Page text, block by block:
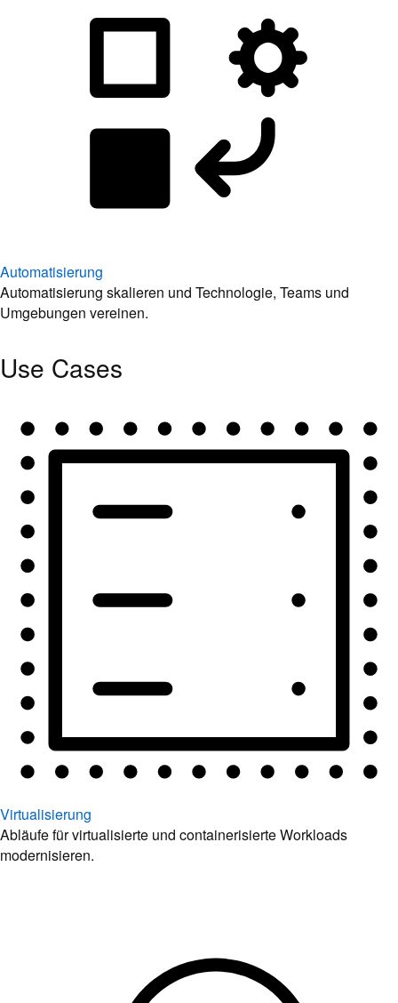
Automatisierung
Automatisierung skalieren und Technologie, Teams und
Umgebungen vereinen.
Use Cases
Virtualisierung
Abläufe für virtualisierte und containerisierte Workloads
modernisieren.